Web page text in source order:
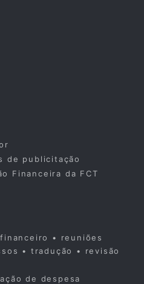
de publicitação
Financeira da FCT
• reuniões
• tradução • revisão
de despesa